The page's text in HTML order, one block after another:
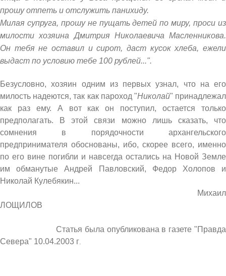
прошу отпеть и отслужить панихиду.
Милая супруга, прошу не пущать детей по миру, проси из
милости хозяина Дмитрия Николаевича Масленникова.
Он тебя не оставил и сирот, даст кусок хлеба, ежели
выдаст по условию тебе 100 рублей...".
Безусловно, хозяин одним из первых узнал, что на его
милость надеются, так как пароход "Николай" принадлежал
как раз ему. А вот как он поступил, остается только
предполагать. В этой связи можно лишь сказать, что
сомнения в порядочности архангельского
предпринимателя обоснованы, ибо, скорее всего, именно
по его вине погибли и навсегда остались на Новой Земле
им обманутые Андрей Павловский, Федор Холопов и
Николай Кулебякин...
Михаил
ЛОЩИЛОВ
Статья была опубликована в газете "Правда
Севера" 10.04.2003 г.